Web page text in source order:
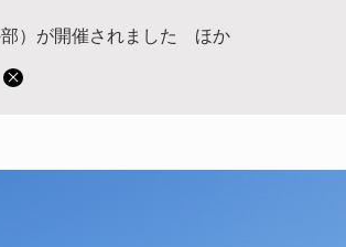
部）が開催されました ほか